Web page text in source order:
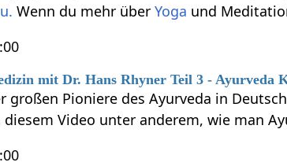
Wenn du mehr überYoga und
mit Dr. Hans Rhyner Teil 3 - Ayurveda
großen Pioniere des Ayurveda in
diesem Video unter anderem, wie man